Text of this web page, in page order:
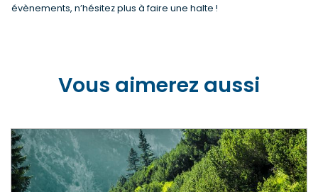
évènements, n’hésitez plus à faire une halte !
Vous aimerez aussi